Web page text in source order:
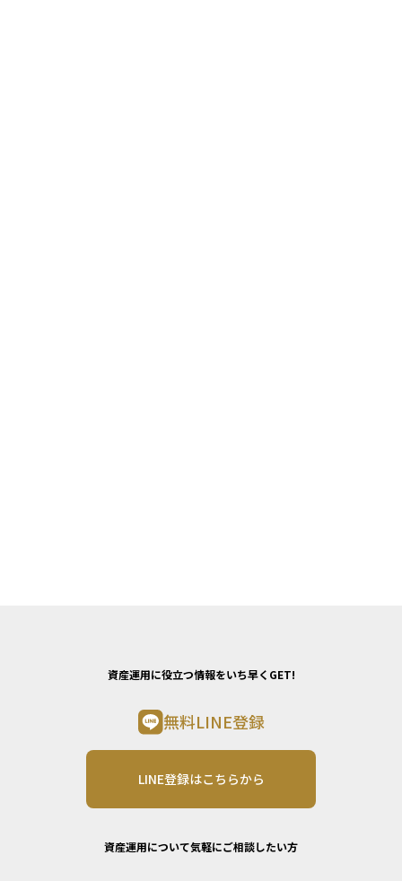
資産運用に役立つ情報をいち早くGET!
無料LINE登録
LINE登録はこちらから
資産運用について気軽にご相談したい方